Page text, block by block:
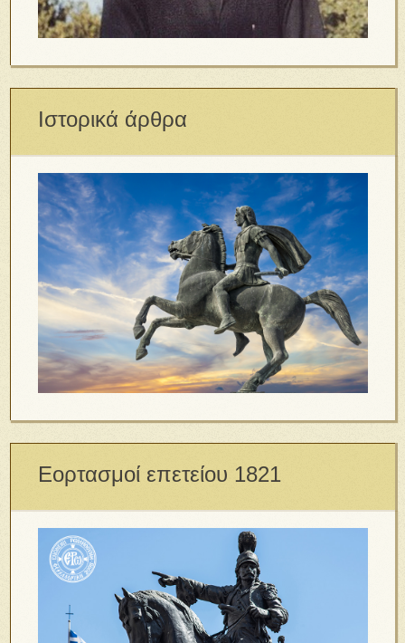
Ιστορικά άρθρα
Εορτασμοί επετείου 1821